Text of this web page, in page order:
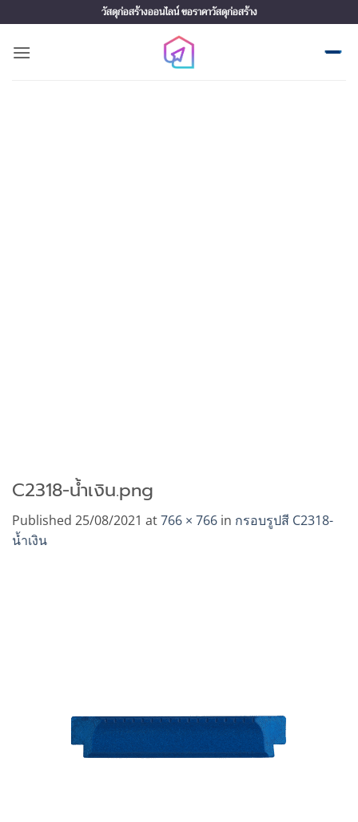
to
content
วัสดุก่อสร้างออนไลน์ ขอราคาวัสดุก่อสร้าง
C2318-น้ำเงิน.png
Published 25/08/2021 at766 × 766 in กรอบรูปสี C2318-
น้ำเงิน